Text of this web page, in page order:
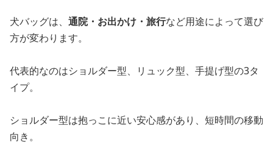
犬バッグは、 通院・お出かけ・旅行など用途によって選び
方が変わります。
代表的なのはショルダー型、リュック型、手提げ型の3タ
イプ。
ショルダー型は抱っこに近い安心感があり、短時間の移動
向き。